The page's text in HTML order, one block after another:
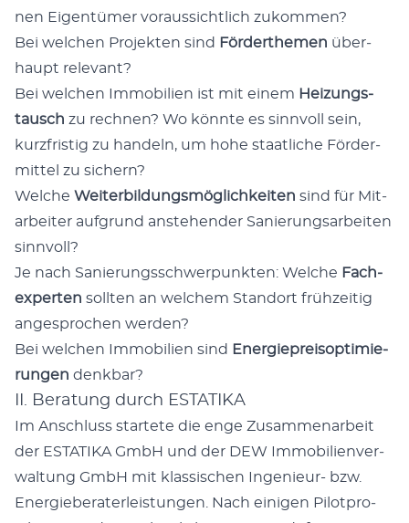
nen Eigen­tü­mer vor­aus­sicht­lich zukommen?
Bei wel­chen Pro­jek­ten sind För­der­the­men über­
haupt relevant?
Bei wel­chen Immo­bi­li­en ist mit einem Hei­zungs­
tausch zu rech­nen? Wo könn­te es sinn­voll sein,
kurz­fris­tig zu han­deln, um hohe staat­li­che För­der­
mit­tel zu sichern?
Wel­che Wei­ter­bil­dungs­mög­lich­kei­ten sind für Mit­
ar­bei­ter auf­grund anste­hen­der Sanie­rungs­ar­bei­ten
sinnvoll?
Je nach Sanie­rungs­schwer­punk­ten: Wel­che Fach­
ex­per­ten soll­ten an wel­chem Stand­ort früh­zei­tig
ange­spro­chen werden?
Bei wel­chen Immo­bi­li­en sind Ener­gie­preis­op­ti­mie­
run­gen denkbar?
II. Beratung durch ESTATIKA
Im Anschluss star­te­te die enge Zusam­men­ar­beit
der ESTATIKA GmbH und der DEW Immo­bi­li­en­ver­
wal­tung GmbH mit klas­si­schen Inge­nieur- bzw.
Ener­gie­be­ra­ter­leis­tun­gen. Nach eini­gen Pilot­pro­